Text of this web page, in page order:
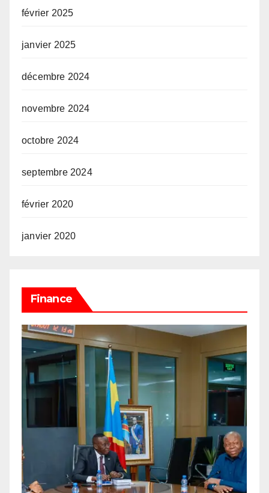
février 2025
janvier 2025
décembre 2024
novembre 2024
octobre 2024
septembre 2024
février 2020
janvier 2020
Finance